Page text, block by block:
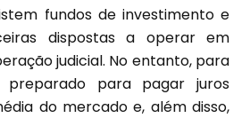
fundos de investimento e
dispostas a operar em
judicial. No entanto, para
preparado para pagar juros
do mercado e, além disso,